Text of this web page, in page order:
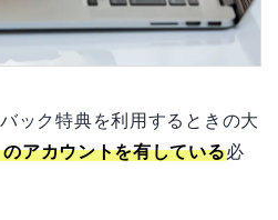
ック特典を利用するときの大
アカウントを有している必